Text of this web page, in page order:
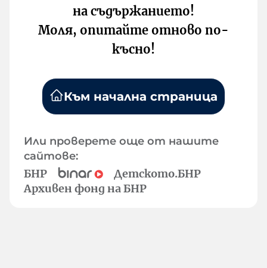
на съдържанието!
Моля, опитайте отново по-
късно!
Към начална страница
Или проверете още от нашите
сайтове:
БНР
Детското.БНР
Архивен фонд на БНР